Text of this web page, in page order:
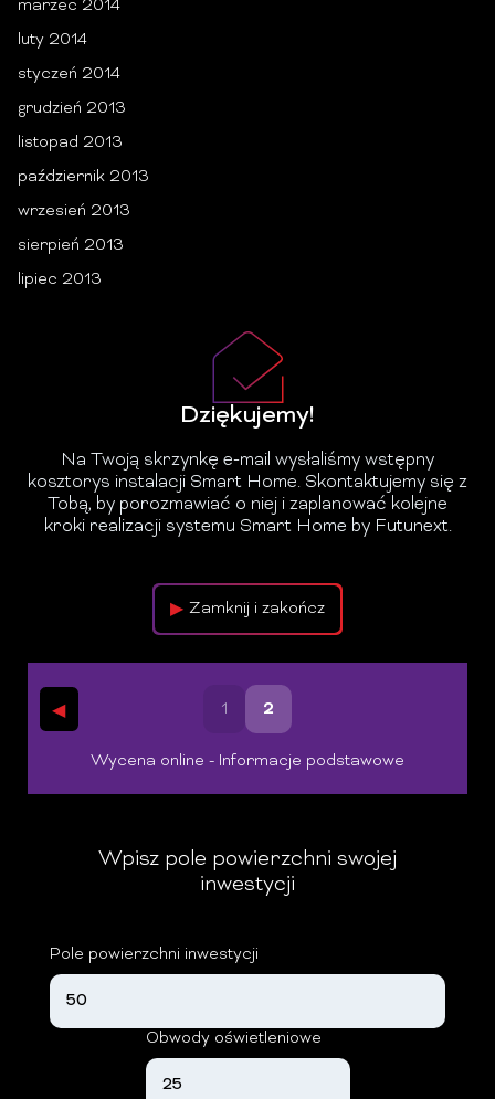
marzec 2014
luty 2014
styczeń 2014
grudzień 2013
listopad 2013
październik 2013
wrzesień 2013
sierpień 2013
lipiec 2013
Dziękujemy!
Na Twoją skrzynkę e-mail wysłaliśmy wstępny
kosztorys instalacji Smart Home. Skontaktujemy się z
Tobą, by porozmawiać o niej i zaplanować kolejne
kroki realizacji systemu Smart Home by Futunext.
Zamknij i zakończ
1 2
Wycena online - Informacje podstawowe
Wpisz pole powierzchni swojej
inwestycji
Pole powierzchni inwestycji
Obwody oświetleniowe